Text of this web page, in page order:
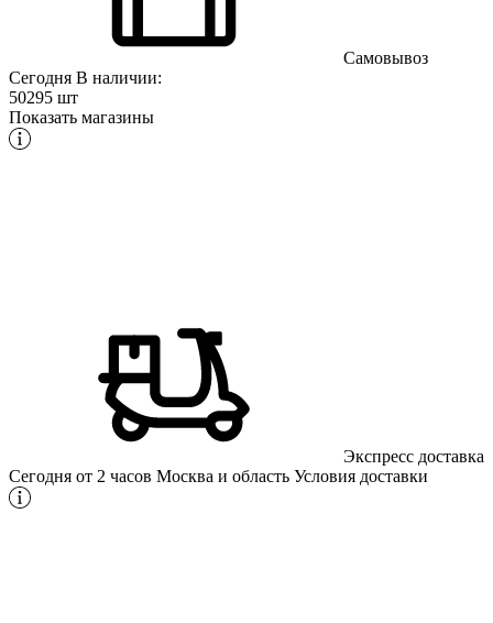
Самовывоз
Сегодня В наличии:
50295 шт
Показать магазины
Экспресс доставка
Сегодня от 2 часов Москва и область Условия доставки